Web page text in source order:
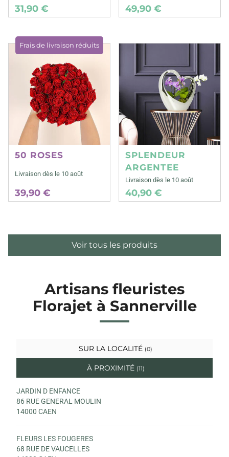
31,90 € 49,90 €
Frais de livraison réduits
50 ROSES
Livraison dès le 10 août
39,90 €
SPLENDEUR
ARGENTEE
Livraison dès le 10 août
40,90 €
Voir tous les produits
Artisans fleuristes
Florajet à Sannerville
SUR LA LOCALITÉ (0)
À PROXIMITÉ (11)
JARDIN D ENFANCE
86 RUE GENERAL MOULIN
14000 CAEN
FLEURS LES FOUGERES
68 RUE DE VAUCELLES